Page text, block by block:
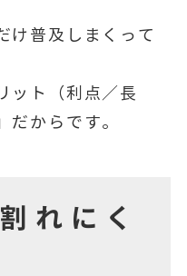
け普及しまくって
ット（利点／長
からです。
れにく